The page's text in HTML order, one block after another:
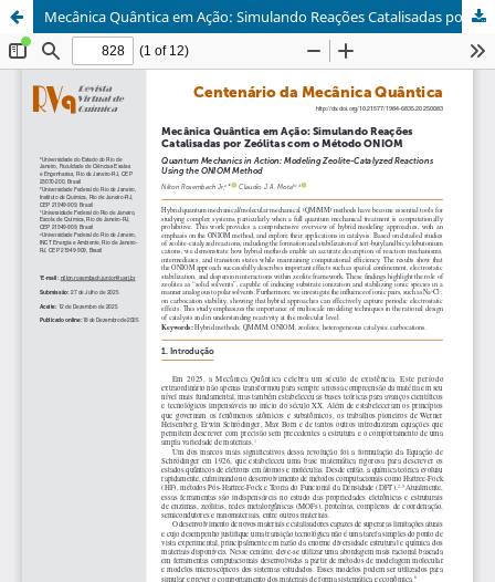
Mecânica Quântica em Ação: Simulando Reações Catalisadas por Zeólitas com o Método ONIOM